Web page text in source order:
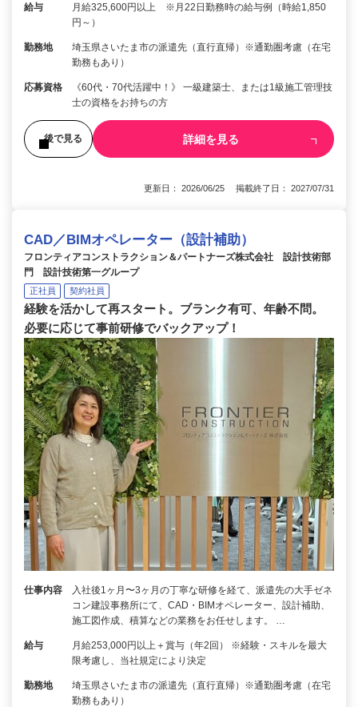
給与
月給325,600円以上 ※月22日勤務時の給与例（時給1,850
円～）
勤務地
埼玉県さいたま市の派遣先（直行直帰）※通勤圏考慮（在宅
勤務もあり）
応募資格
《60代・70代活躍中！》 一級建築士、または1級施工管理技
士の資格をお持ちの方
後で見る 詳細を見る
更新日： 2026/06/25 掲載終了日： 2027/07/31
CAD／BIMオペレーター（設計補助）
フロンティアコンストラクション＆パートナーズ株式会社 設計技術部
門 設計技術第一グループ
正社員 契約社員
経験を活かして再スタート。ブランク有可、年齢不問。
必要に応じて事前研修でバックアップ！
仕事内容
入社後1ヶ月〜3ヶ月の丁寧な研修を経て、派遣先の大手ゼネ
コン建設事務所にて、CAD・BIMオペレーター、設計補助、
施工図作成、積算などの業務をお任せします。 …
給与
月給253,000円以上＋賞与（年2回） ※経験・スキルを最大
限考慮し、当社規定により決定
勤務地
埼玉県さいたま市の派遣先（直行直帰）※通勤圏考慮（在宅
勤務もあり）